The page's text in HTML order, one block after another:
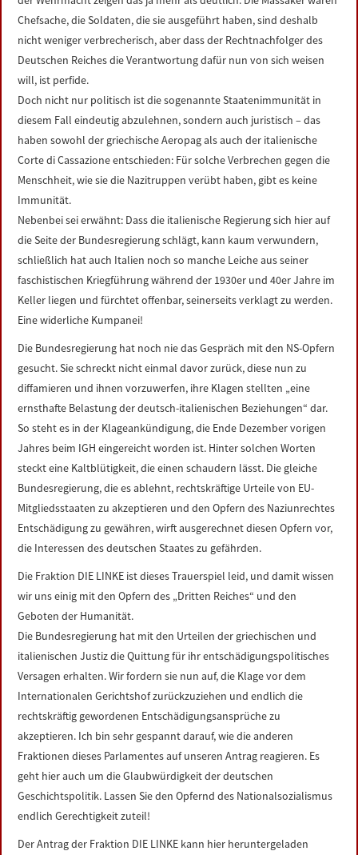
Chefsache, die Soldaten, die sie ausgeführt haben, sind deshalb
nicht weniger verbrecherisch, aber dass der Rechtnachfolger des
Deutschen Reiches die Verantwortung dafür nun von sich weisen
will, ist perfide.
Doch nicht nur politisch ist die sogenannte Staatenimmunität in
diesem Fall eindeutig abzulehnen, sondern auch juristisch – das
haben sowohl der griechische Aeropag als auch der italienische
Corte di Cassazione entschieden: Für solche Verbrechen gegen die
Menschheit, wie sie die Nazitruppen verübt haben, gibt es keine
Immunität.
Nebenbei sei erwähnt: Dass die italienische Regierung sich hier auf
die Seite der Bundesregierung schlägt, kann kaum verwundern,
schließlich hat auch Italien noch so manche Leiche aus seiner
faschistischen Kriegführung während der 1930er und 40er Jahre im
Keller liegen und fürchtet offenbar, seinerseits verklagt zu werden.
Eine widerliche Kumpanei!
Die Bundesregierung hat noch nie das Gespräch mit den NS-Opfern
gesucht. Sie schreckt nicht einmal davor zurück, diese nun zu
diffamieren und ihnen vorzuwerfen, ihre Klagen stellten „eine
ernsthafte Belastung der deutsch-italienischen Beziehungen“ dar.
So steht es in der Klageankündigung, die Ende Dezember vorigen
Jahres beim IGH eingereicht worden ist. Hinter solchen Worten
steckt eine Kaltblütigkeit, die einen schaudern lässt. Die gleiche
Bundesregierung, die es ablehnt, rechtskräftige Urteile von EU-
Mitgliedsstaaten zu akzeptieren und den Opfern des Naziunrechtes
Entschädigung zu gewähren, wirft ausgerechnet diesen Opfern vor,
die Interessen des deutschen Staates zu gefährden.
Die Fraktion DIE LINKE ist dieses Trauerspiel leid, und damit wissen
wir uns einig mit den Opfern des „Dritten Reiches“ und den
Geboten der Humanität.
Die Bundesregierung hat mit den Urteilen der griechischen und
italienischen Justiz die Quittung für ihr entschädigungspolitisches
Versagen erhalten. Wir fordern sie nun auf, die Klage vor dem
Internationalen Gerichtshof zurückzuziehen und endlich die
rechtskräftig gewordenen Entschädigungsansprüche zu
akzeptieren. Ich bin sehr gespannt darauf, wie die anderen
Fraktionen dieses Parlamentes auf unseren Antrag reagieren. Es
geht hier auch um die Glaubwürdigkeit der deutschen
Geschichtspolitik. Lassen Sie den Opfernd des Nationalsozialismus
endlich Gerechtigkeit zuteil!
Der Antrag der Fraktion DIE LINKE kann hier heruntergeladen